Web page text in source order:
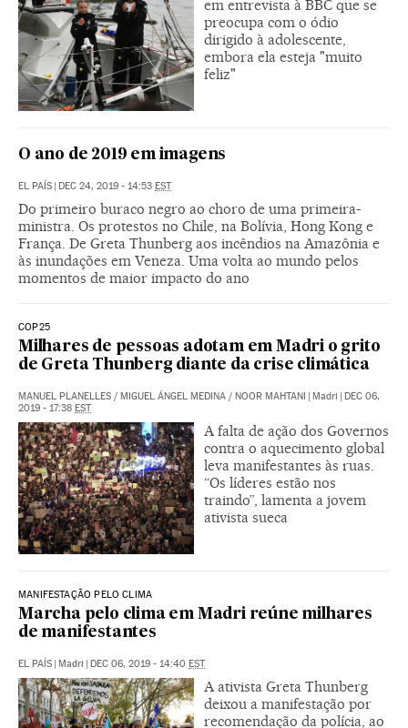
em entrevista à BBC que se
preocupa com o ódio
dirigido à adolescente,
embora ela esteja "muito
feliz"
O ano de 2019 em imagens
EL PAÍS | DEC 24, 2019 - 14:53 EST
Do primeiro buraco negro ao choro de uma primeira-
ministra. Os protestos no Chile, na Bolívia, Hong Kong e
França. De Greta Thunberg aos incêndios na Amazônia e
às inundações em Veneza. Uma volta ao mundo pelos
momentos de maior impacto do ano
COP25
Milhares de pessoas adotam em Madri o grito
de Greta Thunberg diante da crise climática
MANUEL PLANELLES / MIGUEL ÁNGEL MEDINA / NOOR MAHTANI | Madri | DEC 06,
2019 - 17:38 EST
A falta de ação dos Governos
contra o aquecimento global
leva manifestantes às ruas.
“Os líderes estão nos
traindo”, lamenta a jovem
ativista sueca
MANIFESTAÇÃO PELO CLIMA
Marcha pelo clima em Madri reúne milhares
de manifestantes
EL PAÍS | Madri | DEC 06, 2019 - 14:40 EST
A ativista Greta Thunberg
deixou a manifestação por
recomendação da polícia, ao